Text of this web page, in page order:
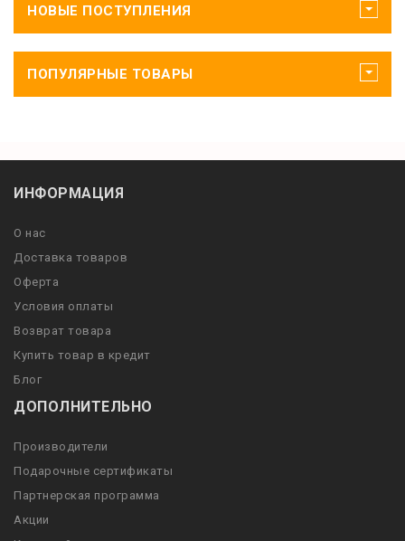
НОВЫЕ ПОСТУПЛЕНИЯ
ПОПУЛЯРНЫЕ ТОВАРЫ
ИНФОРМАЦИЯ
О нас
Доставка товаров
Оферта
Условия оплаты
Возврат товара
Купить товар в кредит
Блог
ДОПОЛНИТЕЛЬНО
Производители
Подарочные сертификаты
Партнерская программа
Акции